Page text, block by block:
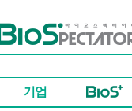
바이오스펙테이터
기업